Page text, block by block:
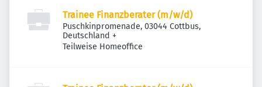
Trainee Finanzberater (m/w/d)
Puschkinpromenade, 03044 Cottbus,
Deutschland +
Teilweise Homeoffice